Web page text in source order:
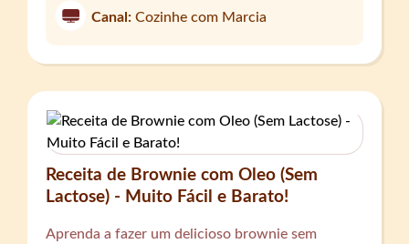
Canal: Cozinhe com Marcia
Receita de Brownie com Oleo (Sem
Lactose) - Muito Fácil e Barato!
Aprenda a fazer um delicioso brownie sem